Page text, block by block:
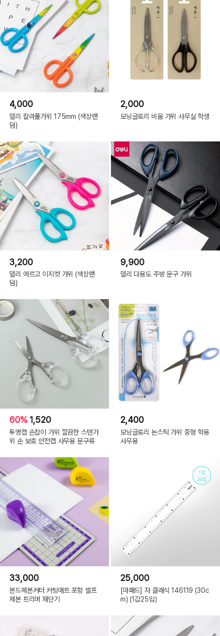
4,000
델리 칼라풀가위 175mm (색상랜
덤)
2,000
모닝글로리 비움 가위 사무실 학생
3,200
델리 에르고 이지컷 가위 (색상랜
덤)
9,900
델리 다용도 주방 문구 가위
60% 1,520
투명캡 손잡이 가위 깔끔한 스텐가
위 손 보호 안전캡 사무용 문구류
2,400
모닝글로리 논스틱 가위 중형 학용
사무용
33,000
본드제본커터 커팅매트 포함 셀프
제본 트리머 재단기
25,000
[마패드] 자 클래식 146119 (30c
m) (1갑25입)